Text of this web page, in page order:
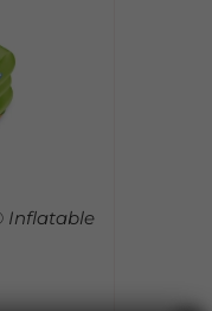
Inflatable